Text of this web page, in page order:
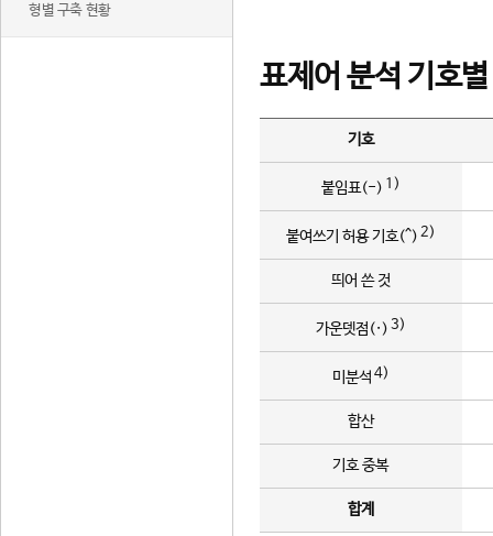
형별 구축 현황
표제어 분석 기호
기호
붙임표(-) 1)
붙여쓰기 허용 기호(^) 2)
띄어 쓴 것
가운뎃점(·) 3)
미분석 4)
합산
기호 중복
합계